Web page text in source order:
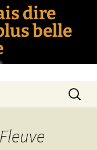
dire
belle